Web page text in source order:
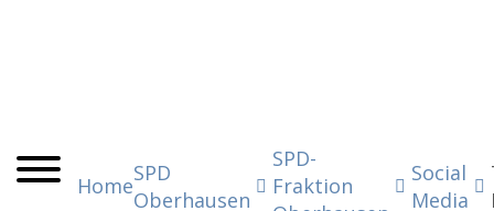
Home
SPD
Oberhausen
SPD-
Fraktion
Social
Media